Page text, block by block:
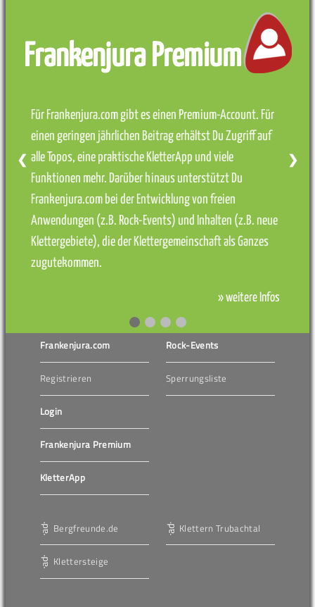
Frankenjura Premium
Für Frankenjura.com gibt es einen Premium-Account. Für
einen geringen jährlichen Beitrag erhältst Du Zugriff auf
alle Topos, eine praktische KletterApp und viele
Funktionen mehr. Darüber hinaus unterstützt Du
Frankenjura.com bei der Entwicklung von freien
Anwendungen (z.B. Rock-Events) und Inhalten (z.B. neue
Klettergebiete), die der Klettergemeinschaft als Ganzes
zugutekommen.
» weitere Infos
❮ ❯
Frankenjura.com
Registrieren
Login
Frankenjura Premium
KletterApp
Rock-Events
Sperrungsliste
Bergfreunde.de
Klettersteige
Klettern Trubachtal